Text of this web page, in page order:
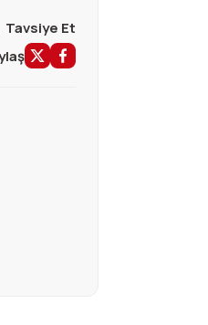
Tavsiye Et